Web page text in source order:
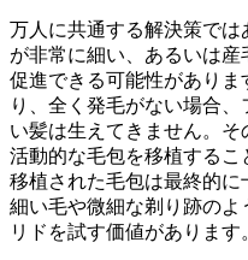
万人に共通する解決策で
が非常に細い、あるいは
促進できる可能性があり
り、全く発毛がない場合
い髪は生えてきません。そ
活動的な毛包を移植するこ
移植された毛包は最終的
細い毛や微細な剃り跡の
リドを試す価値があります